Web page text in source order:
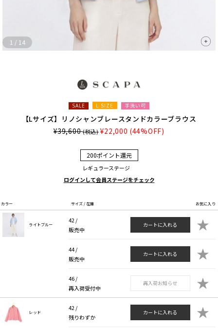
1 / 14
SALE L SIZE 手洗い可
【Lサイズ】リノシャンブレースタンドカラーブラウス
¥39,600(税込) ¥22,000 (44%OFF)
200ポイント還元
レギュラーステージ
ログインして会員ステージをチェック
カラー サイズ / 在庫 お気に入り
ライトブルー
42 /
販売中
カートに入れる ★
44 /
販売中
カートに入れる ★
46 /
再入荷受付中
再入荷お知らせ ★
レッド
42 /
残りわずか
カートに入れる ★